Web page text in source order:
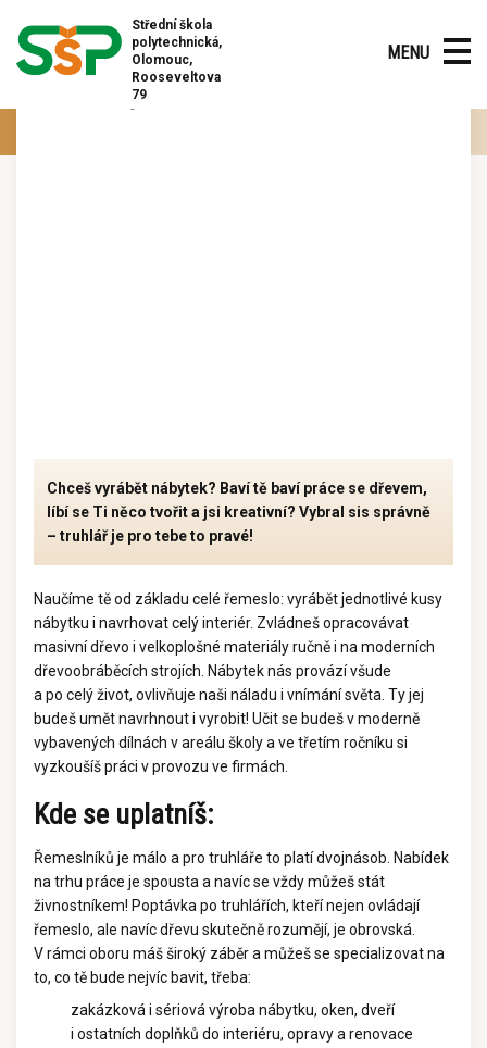
Střední škola
polytechnická,
Olomouc,
Rooseveltova
79
MENU
33-56-H/01 – truhlář
Chceš vyrábět nábytek? Baví tě baví práce se dřevem,
líbí se Ti něco tvořit a jsi kreativní? Vybral sis správně
– truhlář je pro tebe to pravé!
Naučíme tě od základu celé řemeslo: vyrábět jednotlivé kusy
nábytku i navrhovat celý interiér. Zvládneš opracovávat
masivní dřevo i velkoplošné materiály ručně i na moderních
dřevoobráběcích strojích. Nábytek nás provází všude
a po celý život, ovlivňuje naši náladu i vnímání světa. Ty jej
budeš umět navrhnout i vyrobit! Učit se budeš v moderně
vybavených dílnách v areálu školy a ve třetím ročníku si
vyzkoušíš práci v provozu ve firmách.
Kde se uplatníš:
Řemeslníků je málo a pro truhláře to platí dvojnásob. Nabídek
na trhu práce je spousta a navíc se vždy můžeš stát
živnostníkem! Poptávka po truhlářích, kteří nejen ovládají
řemeslo, ale navíc dřevu skutečně rozumějí, je obrovská.
V rámci oboru máš široký záběr a můžeš se specializovat na
to, co tě bude nejvíc bavit, třeba:
zakázková i sériová výroba nábytku, oken, dveří
i ostatních doplňků do interiéru, opravy a renovace